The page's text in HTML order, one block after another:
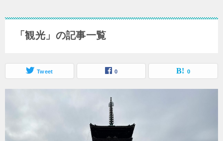
「観光」の記事一覧
Tweet 0 0